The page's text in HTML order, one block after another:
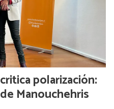
polarización:
Manouchehris